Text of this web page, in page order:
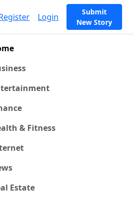
Login
Submit
New Story
& Fitness
Estate